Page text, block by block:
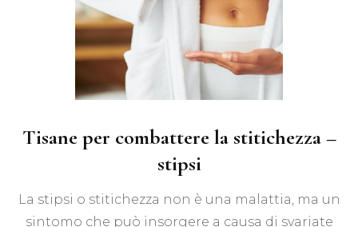
Tisane per combattere la stitichezza –
stipsi
La stipsi o stitichezza non è una malattia, ma un
sintomo che può insorgere a causa di svariate